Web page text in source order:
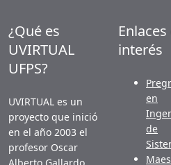
¿Qué es
UVIRTUAL
UFPS?
UVIRTUAL es un
proyecto que inició
en el año 2003 el
profesor Oscar
interés
en
de